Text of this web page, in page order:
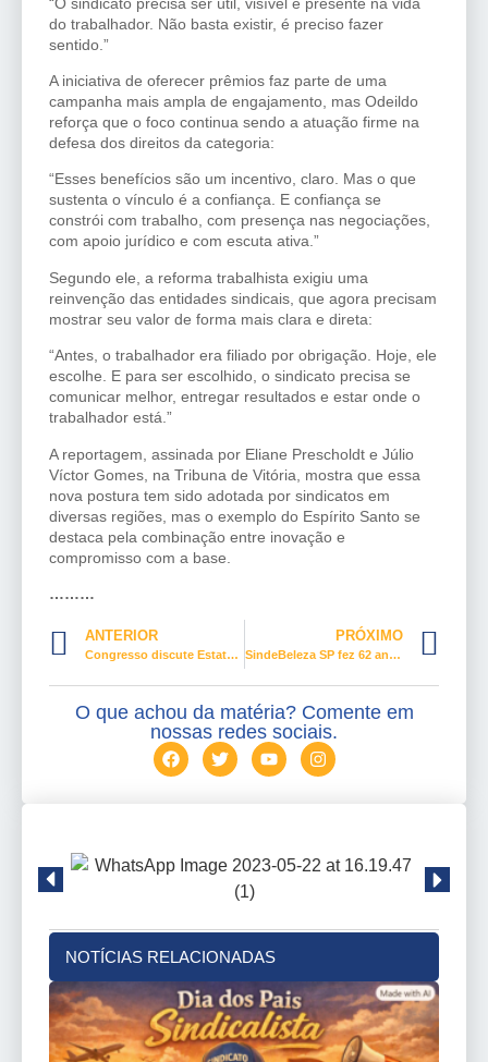
do trabalhador. Não basta existir, é preciso fazer
sentido.”
A iniciativa de oferecer prêmios faz parte de uma
campanha mais ampla de engajamento, mas Odeildo
reforça que o foco continua sendo a atuação firme na
defesa dos direitos da categoria:
“Esses benefícios são um incentivo, claro. Mas o que
sustenta o vínculo é a confiança. E confiança se
constrói com trabalho, com presença nas negociações,
com apoio jurídico e com escuta ativa.”
Segundo ele, a reforma trabalhista exigiu uma
reinvenção das entidades sindicais, que agora precisam
mostrar seu valor de forma mais clara e direta:
“Antes, o trabalhador era filiado por obrigação. Hoje, ele
escolhe. E para ser escolhido, o sindicato precisa se
comunicar melhor, entregar resultados e estar onde o
trabalhador está.”
A reportagem, assinada por Eliane Prescholdt e Júlio
Víctor Gomes, na Tribuna de Vitória, mostra que essa
nova postura tem sido adotada por sindicatos em
diversas regiões, mas o exemplo do Espírito Santo se
destaca pela combinação entre inovação e
compromisso com a base.
………
ANTERIOR
Congresso discute Estatuto do Aprendiz e a jornada 6×1
PRÓXIMO
SindeBeleza SP fez 62 anos de lutas e conquistas ao lado do labor
O que achou da matéria? Comente em
nossas redes sociais.
NOTÍCIAS RELACIONADAS